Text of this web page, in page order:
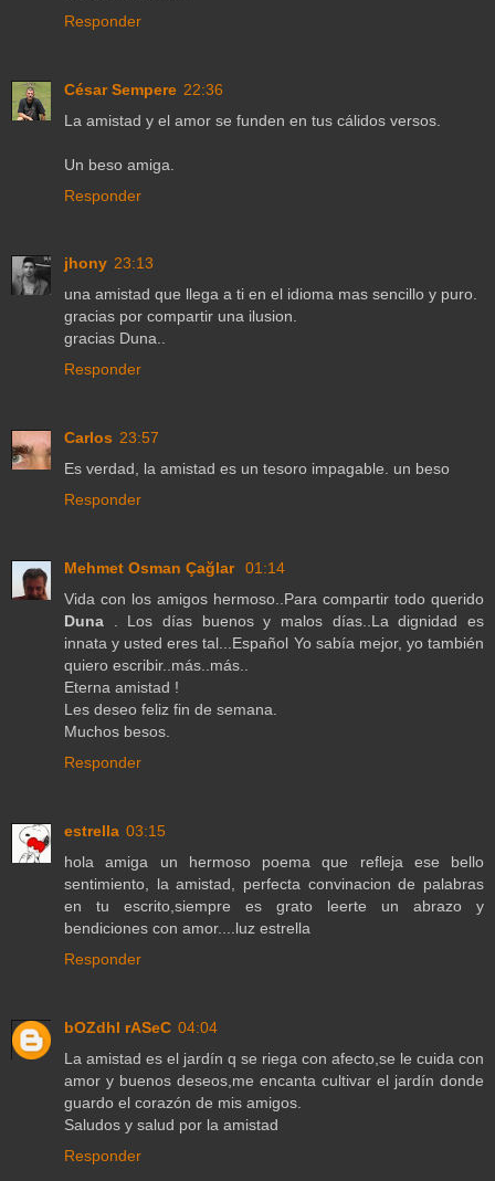
Responder
César Sempere 22:36
La amistad y el amor se funden en tus cálidos versos.
Un beso amiga.
Responder
jhony 23:13
una amistad que llega a ti en el idioma mas sencillo y puro.
gracias por compartir una ilusion.
gracias Duna..
Responder
Carlos 23:57
Es verdad, la amistad es un tesoro impagable. un beso
Responder
Mehmet Osman Çağlar 01:14
Vida con los amigos hermoso..Para compartir todo querido
Duna . Los días buenos y malos días..La dignidad es
innata y usted eres tal...Español Yo sabía mejor, yo también
quiero escribir..más..más..
Eterna amistad !
Les deseo feliz fin de semana.
Muchos besos.
Responder
estrella 03:15
hola amiga un hermoso poema que refleja ese bello
sentimiento, la amistad, perfecta convinacion de palabras
en tu escrito,siempre es grato leerte un abrazo y
bendiciones con amor....luz estrella
Responder
bOZdhI rASeC 04:04
La amistad es el jardín q se riega con afecto,se le cuida con
amor y buenos deseos,me encanta cultivar el jardín donde
guardo el corazón de mis amigos.
Saludos y salud por la amistad
Responder